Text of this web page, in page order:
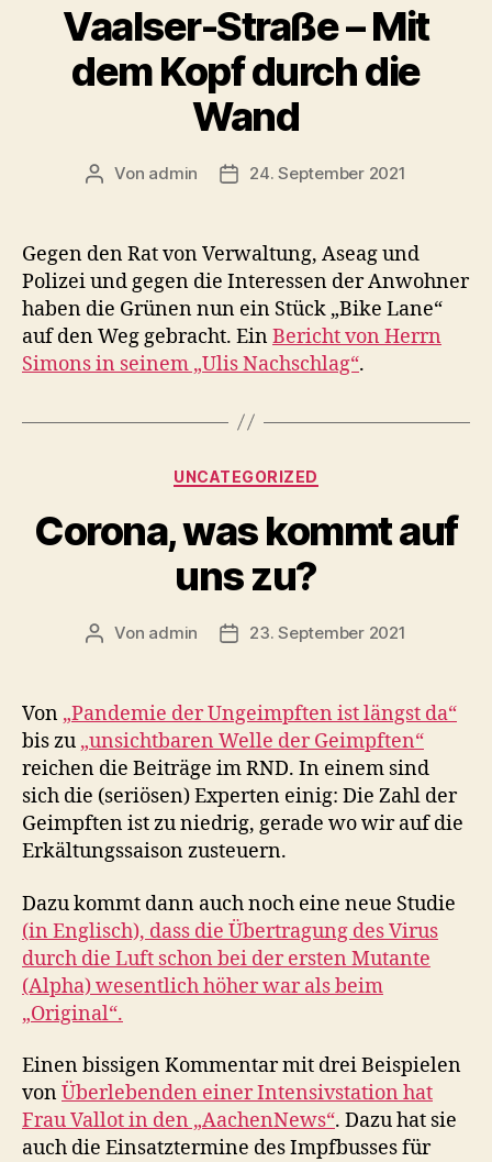
Vaalser-Straße – Mit
dem Kopf durch die
Wand
Beitragsautor
Von admin Veröffentlichungsdatum
24. September 2021
Gegen den Rat von Verwaltung, Aseag und
Polizei und gegen die Interessen der Anwohner
haben die Grünen nun ein Stück „Bike Lane“
auf den Weg gebracht. EinBericht von Herrn
Simons in seinem „Ulis Nachschlag“.
Kategorien
UNCATEGORIZED
Corona, was kommt auf
uns zu?
Beitragsautor
Von admin Veröffentlichungsdatum
23. September 2021
Von „Pandemie der Ungeimpften ist längst da“
bis zu „unsichtbaren Welle der Geimpften“
reichen die Beiträge im RND. In einem sind
sich die (seriösen) Experten einig: Die Zahl der
Geimpften ist zu niedrig, gerade wo wir auf die
Erkältungssaison zusteuern.
Dazu kommt dann auch noch eine neue Studie
(in Englisch), dass die Übertragung des Virus
durch die Luft schon bei der ersten Mutante
(Alpha) wesentlich höher war als beim
„Original“.
Einen bissigen Kommentar mit drei Beispielen
vonÜberlebenden einer Intensivstation hat
Frau Vallot in den „AachenNews“. Dazu hat sie
auch die Einsatztermine des Impfbusses für